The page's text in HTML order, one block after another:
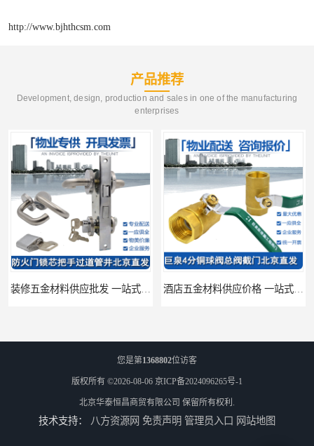
http://www.bjhthcsm.com
产品推荐
Development, design, production and sales in one of the manufacturing
enterprises
装修五金材料供应批发 一站式供应 酒店五金材料供应价格 一站式配送
您是第1368802位访客
版权所有 ©2026-08-06 京ICP备2024096265号-1
北京华泰恒昌商贸有限公司 保留所有权利.
技术支持： 八方资源网 免责声明 管理员入口 网站地图